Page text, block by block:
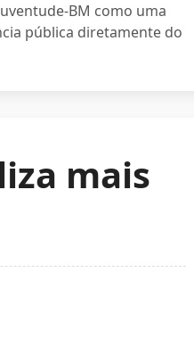
BM como uma
pública diretamente do
mais